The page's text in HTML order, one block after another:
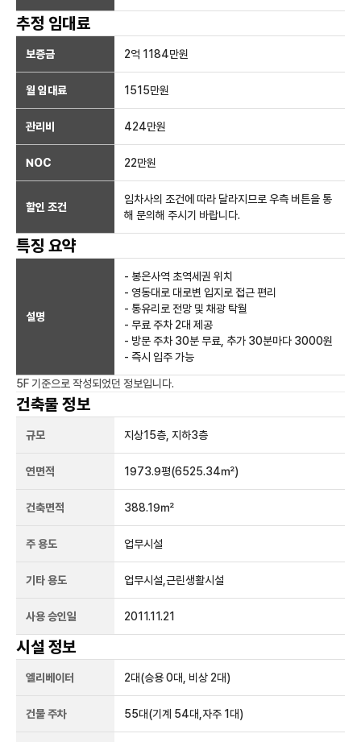
추정 임대료
보증금 2억 1184만원
월 임대료 1515만원
관리비 424만원
NOC 22만원
할인 조건
임차사의 조건에 따라 달라지므로 우측 버튼을 통
해 문의해 주시기 바랍니다.
특징 요약
설명
- 봉은사역 초역세권 위치
- 영동대로 대로변 입지로 접근 편리
- 통유리로 전망 및 채광 탁월
- 무료 주차 2대 제공
- 방문 주차 30분 무료, 추가 30분마다 3000원
- 즉시 입주 가능
5F 기준으로 작성되었던 정보입니다.
건축물 정보
규모 지상15층, 지하3층
연면적 1973.9평(6525.34㎡)
건축면적 388.19㎡
주 용도 업무시설
기타 용도 업무시설,근린생활시설
사용 승인일 2011.11.21
시설 정보
엘리베이터 2대(승용 0대, 비상 2대)
건물 주차 55대(기계 54대,자주 1대)